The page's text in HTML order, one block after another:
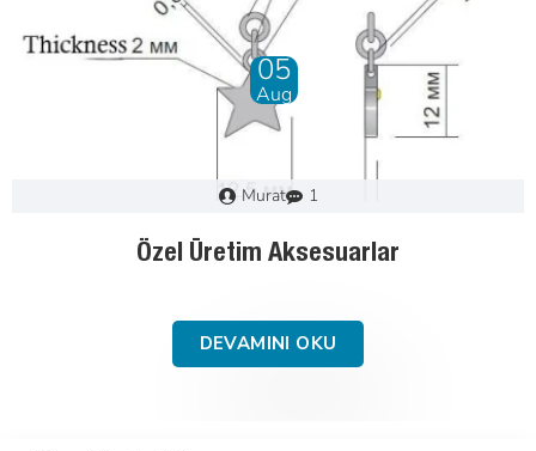
28
Dec
Murat 0
Fermuar Nasıl Seçilir : Adım Adım Kılavuz
DEVAMINI OKU